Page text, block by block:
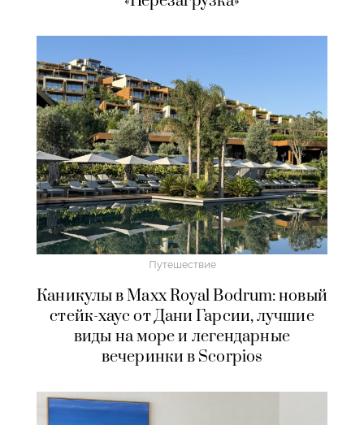
Путешествие
Каникулы в Maxx Royal Bodrum: новый
стейк-хаус от Дани Гарсии, лучшие
виды на море и легендарные
вечеринки в Scorpios